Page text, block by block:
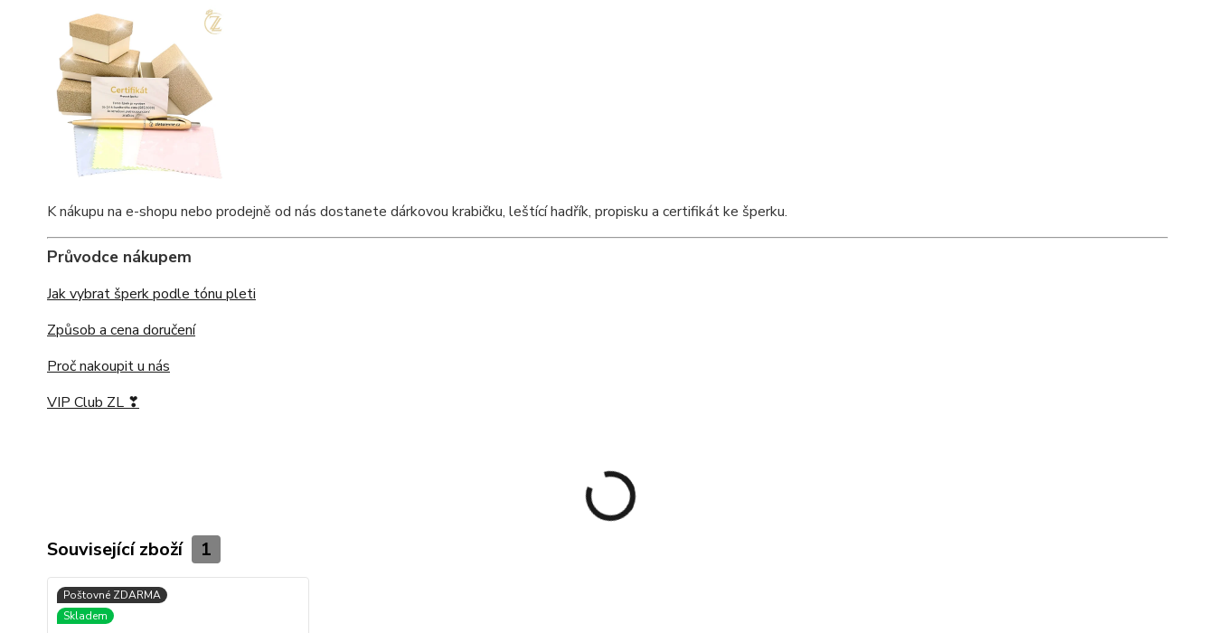
K nákupu na e-shopu nebo prodejně od nás dostanete dárkovou krabičku, leštící hadřík, propisku a certifikát ke šperku.
Průvodce nákupem
Jak vybrat šperk podle tónu pleti
Způsob a cena doručení
Proč nakoupit u nás
VIP Club ZL ❣
Související zboží 1